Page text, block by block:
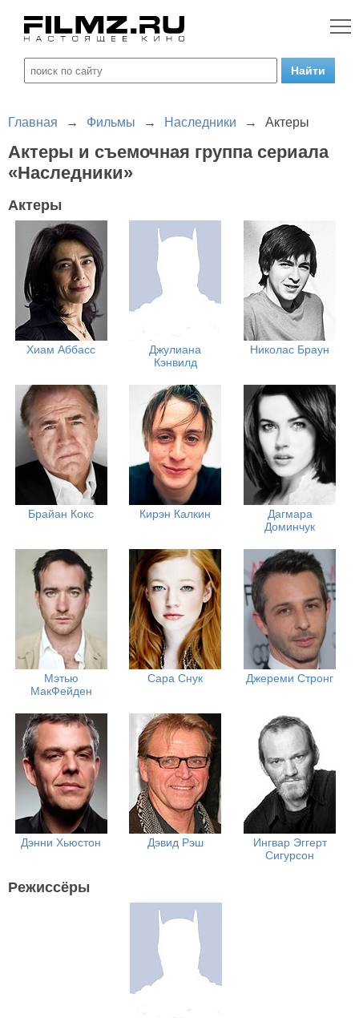
Главная → Фильмы → Наследники → Актеры
Актеры и съемочная группа сериала
«Наследники»
Актеры
Хиам Аббасс
Джулиана
Кэнвилд
Николас Браун
Брайан Кокс Кирэн Калкин
Дагмара
Доминчук
Мэтью
МакФейден
Сара Снук Джереми Стронг
Дэнни Хьюстон Дэвид Рэш
Ингвар Эггерт
Сигурсон
Режиссёры